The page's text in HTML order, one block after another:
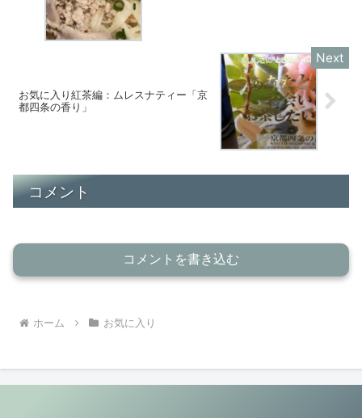
お気に入り紅茶編：ムレスナティー「京
都四条の香り」
コメント
コメントを書き込む
ホーム お気に入り